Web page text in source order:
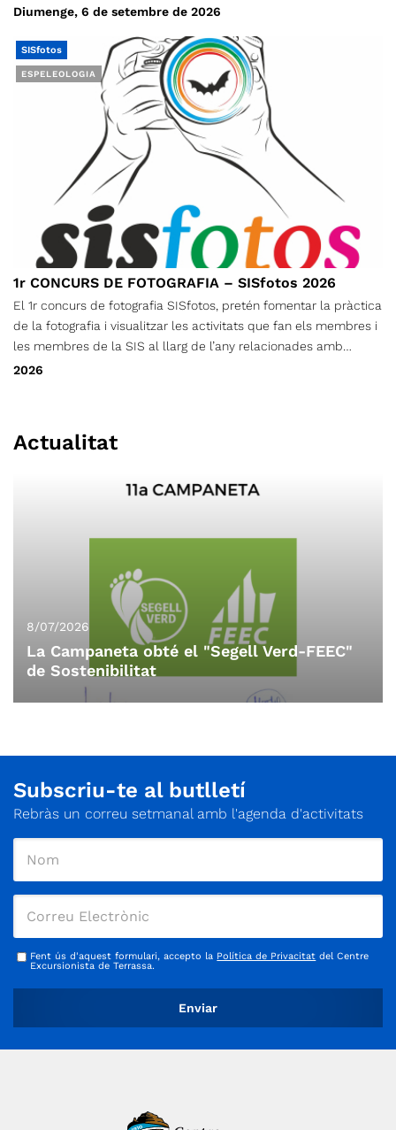
recórrer part de les dues ribes de la riera de Sanana i del
amb l’objectiu de visitar el màxim d’elements patrimonials
emboscats i curiositats geològiques possibles. Depenent del
temps de marxa, els visitarem tots o només els troncals.
Començarem i acabarem l'excursió al cementiri de Vacarisses,
situat sota el km 1.0 de la carretera de Vacarisses a la Bauma
(BV-1212). Com sempre, farem una ruta circular. Seran uns 13 km
de recorregut total, amb un desnivell acumulat de 780 metres, i
una durada aproximada de 6 hores (incloent-hi una aturada
llarga per esmorzar). Per tant, serà un traçat trencacames i
exigent físicament.
Diumenge, 6 de setembre de 2026
ESPELEOLOGIA
SISfotos
1r CONCURS DE FOTOGRAFIA – SISfotos 2026
El 1r concurs de fotografia SISfotos, pretén fomentar la pràctica
de la fotografia i visualitzar les activitats que fan els membres i
les membres de la SIS al llarg de l’any relacionades amb
l’espeleologia i el descens de barrancs.
2026
Actualitat
8/07/2026
La Campaneta obté el "Segell Verd-FEEC"
de Sostenibilitat
Subscriu-te al butlletí
Rebràs un correu setmanal amb l'agenda d'activitats
Fent ús d'aquest formulari, accepto la Política de Privacitat del Centre
Excursionista de Terrassa.